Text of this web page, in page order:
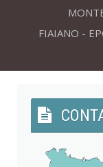
FIAIANO -